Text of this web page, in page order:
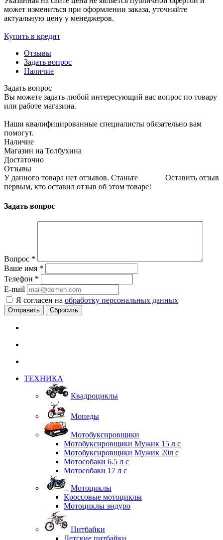
может измениться при оформлении заказа, уточняйте
актуальную цену у менеджеров.
Купить в кредит
Отзывы
Задать вопрос
Наличие
Задать вопрос
Вы можете задать любой интересующий вас вопрос по товару
или работе магазина.
Наши квалифицированные специалисты обязательно вам
помогут.
Наличие
Магазин на Толбухина
Достаточно
Отзывы
Оставить отзыв
У данного товара нет отзывов. Станьте
первым, кто оставил отзыв об этом товаре!
Задать вопрос
Вопрос *
Ваше имя *
Телефон *
E-mail
Я согласен на обработку персональных данных
Сбросить
ТЕХНИКА
Квадроциклы
Мопеды
Мотобуксировщики
Мотобуксировщики Мужик 15 л с
Мотобуксировщики Мужик 20л с
Мотособаки 6.5 л с
Мотособаки 17 л с
Мотоциклы
Кроссовые мотоциклы
Мотоциклы эндуро
Питбайки